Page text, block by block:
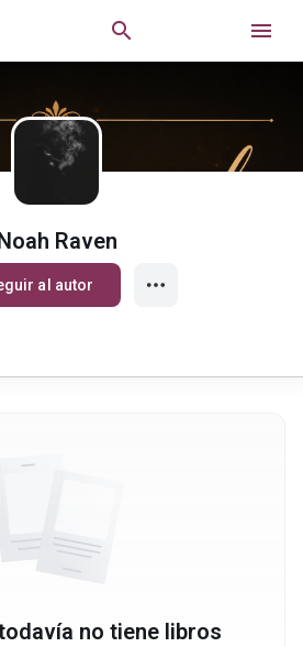
 
Raven
al autor
no tiene libros